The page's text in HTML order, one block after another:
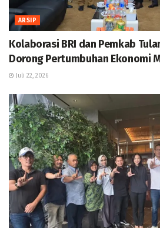
ARSIP
Kolaborasi BRI dan Pemkab
Dorong Pertumbuhan Ekonomi
Juli 22, 2026